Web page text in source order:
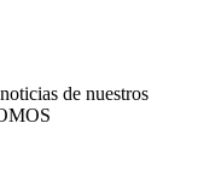
de nuestros